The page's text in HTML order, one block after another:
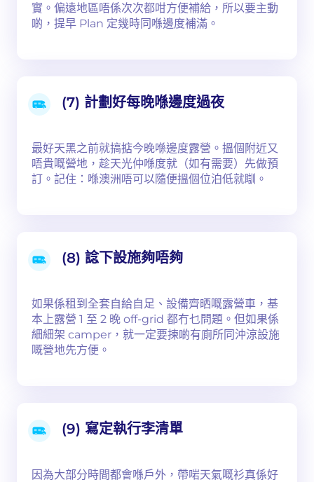
實。偏遠地區唔係次次都咁方便補給，所以要主動
啲，提早 Plan 定幾時同喺邊度補滿。
(7) 計劃好每晚喺邊度過夜
最好天黑之前就搞掂今晚喺邊度露營。搵個附近又
唔貴嘅營地，趁天光仲喺度就（如有需要）先做預
訂。記住：喺澳洲唔可以隨便搵個位泊低就瞓。
(8) 諗下設施夠唔夠
如果係租到全套自給自足、設備齊晒嘅露營車，基
本上露營 1 至 2 晚 off-grid 都冇乜問題。但如果係
細細架 camper，就一定要揀啲有廁所同沖涼設施
嘅營地先方便。
(9) 寫定執行李清單
因為大部分時間都會喺戶外，帶啱天氣嘅衫真係好